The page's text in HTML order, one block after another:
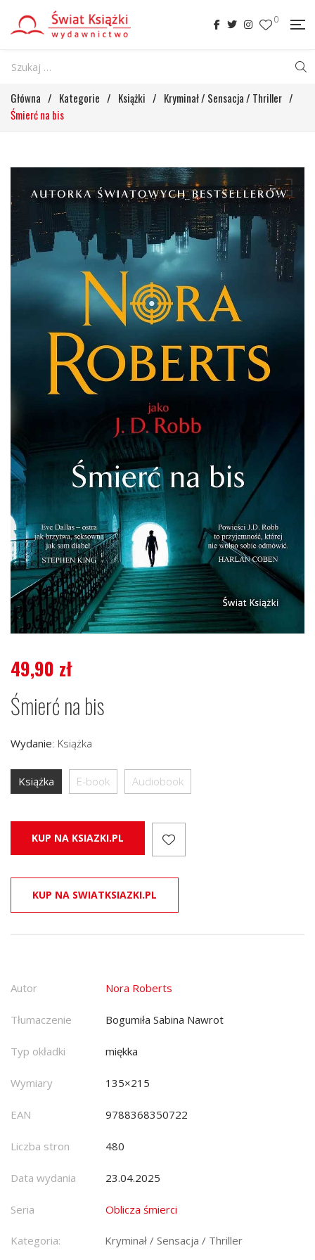
0
Główna / Kategorie / Książki / Kryminał / Sensacja / Thriller /
Śmierć na bis
49,90 zł
Śmierć na bis
Wydanie: Książka
Książka E-book Audiobook
KUP NA KSIAZKI.PL
KUP NA SWIATKSIAZKI.PL
Autor Nora Roberts
Tłumaczenie Bogumiła Sabina Nawrot
Typ okładki miękka
Wymiary 135×215
EAN 9788368350722
Liczba stron 480
Data wydania 23.04.2025
Seria Oblicza śmierci
Kategoria: Kryminał / Sensacja / Thriller